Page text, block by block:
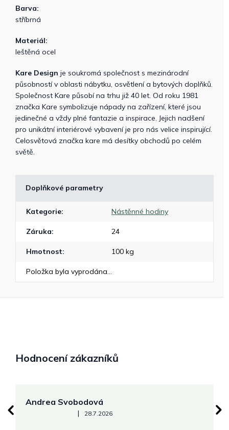
Barva:
stříbrná
Materiál:
leštěná ocel
Kare Design je soukromá společnost s mezinárodní
působností v oblasti nábytku, osvětlení a bytových doplňků.
Společnost Kare působí na trhu již 40 let. Od roku 1981
značka Kare symbolizuje nápady na zařízení, které jsou
jedinečné a vždy plné fantazie a inspirace. Jejich nadšení
pro unikátní interiérové vybavení je pro nás velice inspirující.
Celosvětová značka kare má desítky obchodů po celém
světě.
Doplňkové parametry
Kategorie: Nástěnné hodiny
Záruka: 24
Hmotnost: 100 kg
Položka byla vyprodána…
Hodnocení zákazníků
Andrea Svobodová
Hodnocení obchodu je 5 z 5 hvězdiček.
| 28.7.2026